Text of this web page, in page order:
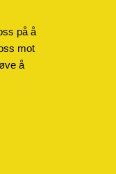
på å
mot
å